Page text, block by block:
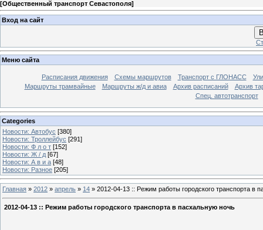
[Общественный транспорт Севастополя]
Вход на сайт
Меню сайта
Расписания движения Схемы маршрутов Транспорт с ГЛОНАСС
Маршруты трамвайные
Маршруты ж/д и авиа Архив расписаний
Архив
Спец. автотранспорт
Categories
Новости: Автобус [380]
Новости: Троллейбус [291]
Новости: Ф л о т [152]
Новости: Ж / д [67]
Новости: А в и а [48]
Новости: Разное [205]
Главная » 2012 » апрель » 14 » 2012-04-13 :: Режим работы городского транспорта в
2012-04-13 :: Режим работы городского транспорта в пасхальную ночь